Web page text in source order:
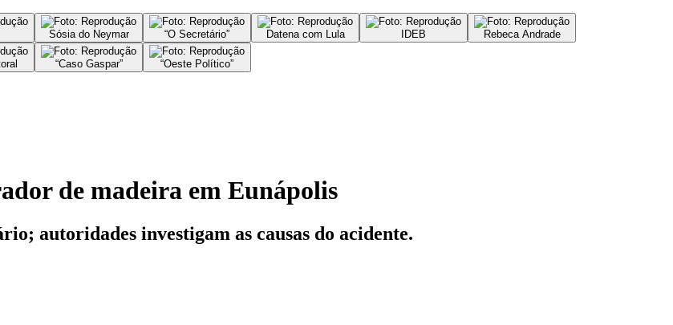
Sósia do Neymar “O Secretário” Datena com Lula IDEB Rebeca Andrade
“Caso Gaspar” “Oeste Político”
de madeira em Eunápolis
autoridades investigam as causas do acidente.